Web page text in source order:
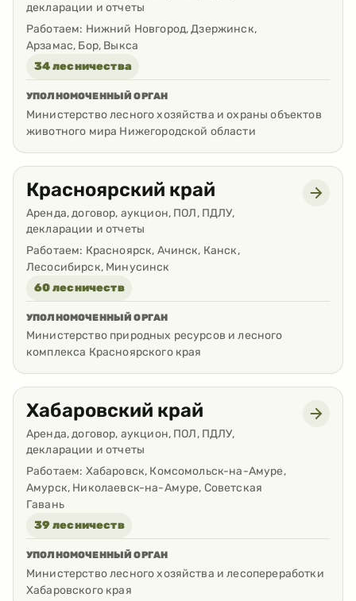
декларации и отчеты
Работаем: Нижний Новгород, Дзержинск,
Арзамас, Бор, Выкса
34 лесничества
УПОЛНОМОЧЕННЫЙ ОРГАН
Министерство лесного хозяйства и охраны объектов
животного мира Нижегородской области
Красноярский край
Аренда, договор, аукцион, ПОЛ, ПДЛУ,
декларации и отчеты
Работаем: Красноярск, Ачинск, Канск,
Лесосибирск, Минусинск
60 лесничеств
УПОЛНОМОЧЕННЫЙ ОРГАН
Министерство природных ресурсов и лесного
комплекса Красноярского края
Хабаровский край
Аренда, договор, аукцион, ПОЛ, ПДЛУ,
декларации и отчеты
Работаем: Хабаровск, Комсомольск-на-Амуре,
Амурск, Николаевск-на-Амуре, Советская
Гавань
39 лесничеств
УПОЛНОМОЧЕННЫЙ ОРГАН
Министерство лесного хозяйства и лесопереработки
Хабаровского края